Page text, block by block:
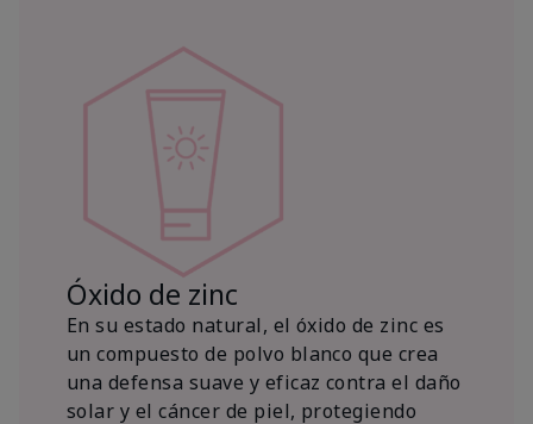
Óxido de zinc
En su estado natural, el óxido de zinc es
un compuesto de polvo blanco que crea
una defensa suave y eficaz contra el daño
solar y el cáncer de piel, protegiendo